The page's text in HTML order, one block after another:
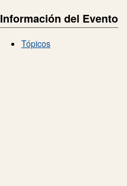
Información del Evento
Tópicos